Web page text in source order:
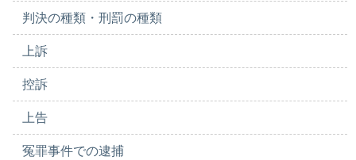
判決の種類・刑罰の種類
上訴
控訴
上告
冤罪事件での逮捕